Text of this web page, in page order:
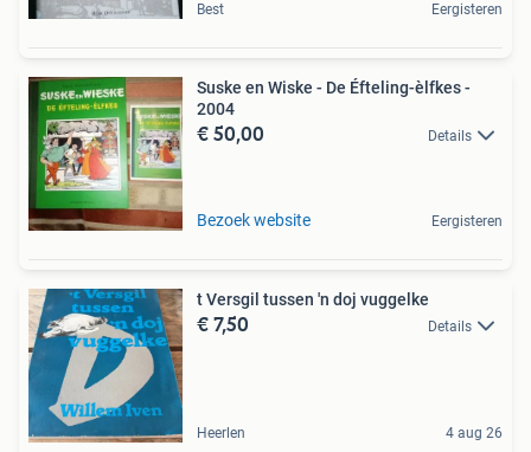
Best Eergisteren
Suske en Wiske - De Éfteling-èlfkes -
2004
€ 50,00 Details
Bezoek website Eergisteren
t Versgil tussen 'n doj vuggelke
€ 7,50 Details
Heerlen 4 aug 26